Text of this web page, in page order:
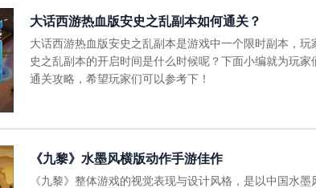
大话西游热血版安史之乱副本如何通关？
大话西游热血版安史之乱副本是游戏中一个限时副本，
史之乱副本的开启时间是什么时候呢？下面小编就为玩
通关攻略，希望玩家们可以参考下！
《九黎》水墨风横版动作手游佳作
《九黎》整体游戏的视觉表现与设计风格，是以中国水